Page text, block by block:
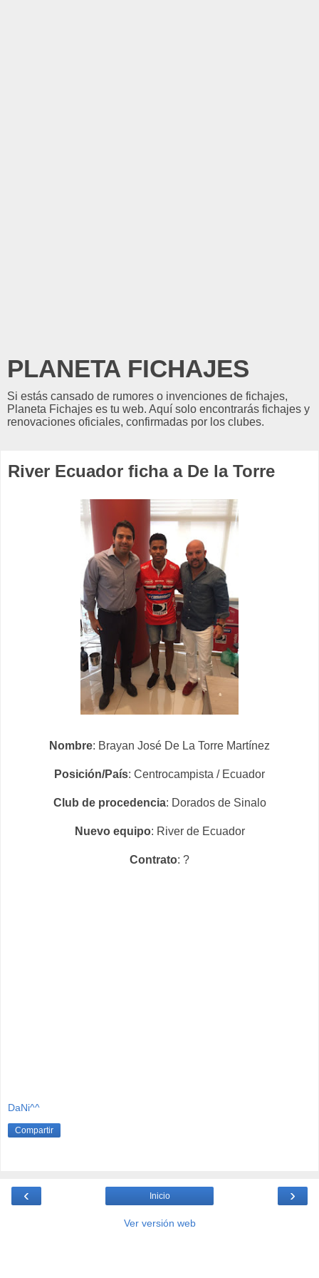
PLANETA FICHAJES
Si estás cansado de rumores o invenciones de fichajes,
Planeta Fichajes es tu web. Aquí solo encontrarás fichajes y
renovaciones oficiales, confirmadas por los clubes.
River Ecuador ficha a De la Torre
Nombre: Brayan José De La Torre Martínez
Posición/País: Centrocampista / Ecuador
Club de procedencia: Dorados de Sinalo
Nuevo equipo: River de Ecuador
Contrato: ?
DaNi^^
Compartir
‹ ›
Inicio
Ver versión web